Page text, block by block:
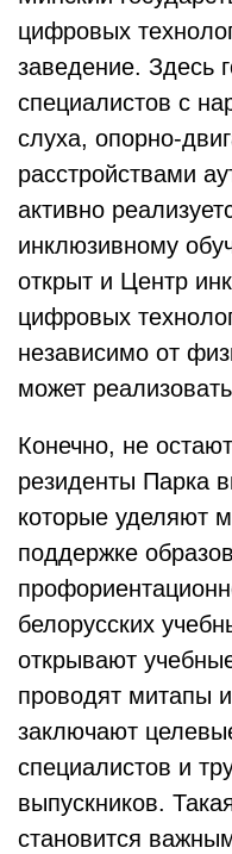
цифровых
заведение. Здесь
специалистов с
слуха, опорно-
расстройствами
активно
инклюзивному
открыт и Центр
цифровых
независимо от
может
Конечно, не
резиденты Парка
которые уделяют
поддержке
белорусских
открывают
проводят митапы
заключают
специалистов и
выпускников.
становится